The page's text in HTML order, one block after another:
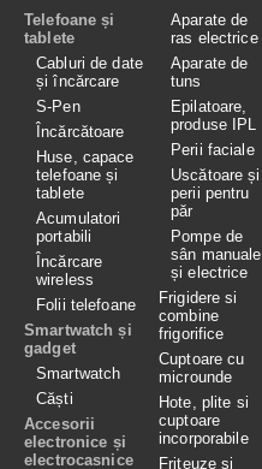
Telefoane și
tablete
Cabluri de date
și încărcare
S-Pen
Încărcătoare
Huse, capace
telefoane și
tablete
Acumulatori
portabili
Încărcare
wireless
Folii telefoane
Smartwatch și
gadget
Smartwatch
Căști
Accesorii
electronice și
electrocasnice
Aparate de
ras electrice
Aparate de
tuns
Epilatoare,
produse IPL
Perii faciale
Uscătoare și
perii pentru
păr
Pompe de
sân manuale
și electrice
Frigidere si
combine
frigorifice
Cuptoare cu
microunde
Hote, plite si
cuptoare
incorporabile
Friteuze și